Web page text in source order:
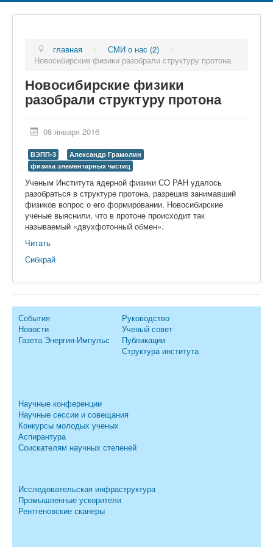
главная > СМИ о нас (2)
>
Новосибирские физики разобрали структуру протона
Новосибирские физики
разобрали структуру протона
08 января 2016
ВЭПП-3
Александр Грамолин
физика элементарных частиц
Ученым Института ядерной физики СО РАН удалось
разобраться в структуре протона, разрешив занимавший
физиков вопрос о его формировании. Новосибирские
ученые выяснили, что в протоне происходит так
называемый «двухфотонный обмен».
Читать
Сибкрай
События
Новости
Газета Энергия-Импульс
Руководство
Ученый совет
Публикации
Структура института
Научные конференции
Научные сессии и совещания
Конкурсы молодых ученых
Аспирантура
Соискателям научных степеней
Исследовательская инфраструктура
Промышленные ускорители
Рентгеновские сканеры